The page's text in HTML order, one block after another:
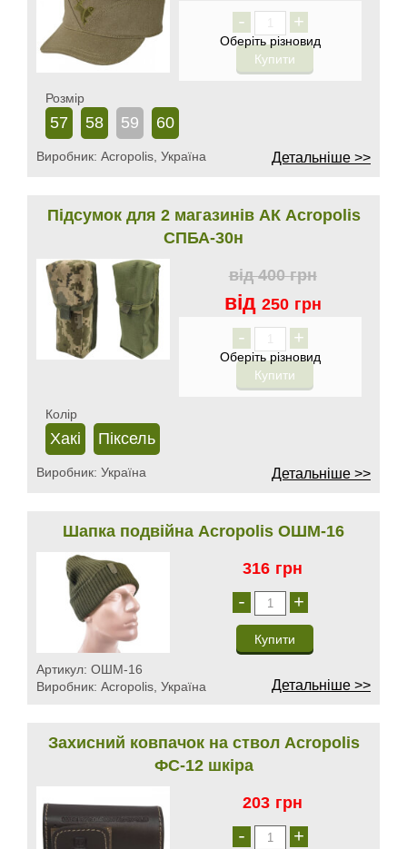
- +
Розмір
57 58 59 60
Виробник: Acropolis, Україна Детальніше >>
Підсумок для 2 магазинів АК Acropolis
СПБА-30н
від400 грн
від 250 грн
- +
Колір
Хакі Піксель
Виробник: Україна Детальніше >>
Шапка подвійна Acropolis ОШМ-16
316 грн
- +
Артикул: ОШМ-16
Виробник: Acropolis, Україна Детальніше >>
Захисний ковпачок на ствол Acropolis
ФС-12 шкіра
203 грн
- +